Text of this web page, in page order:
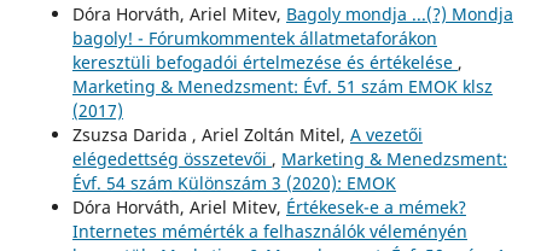
Dóra Horváth, Ariel Mitev, Bagoly mondja ...(?) Mondja
bagoly! - Fórumkommentek állatmetaforákon
keresztüli befogadói értelmezése és értékelése ,
Marketing & Menedzsment: Évf. 51 szám EMOK klsz
(2017)
Zsuzsa Darida , Ariel Zoltán Mitel, A vezetői
elégedettség összetevői , Marketing & Menedzsment:
Évf. 54 szám Különszám 3 (2020): EMOK
Dóra Horváth, Ariel Mitev, Értékesek-e a mémek?
Internetes mémérték a felhasználók véleményén